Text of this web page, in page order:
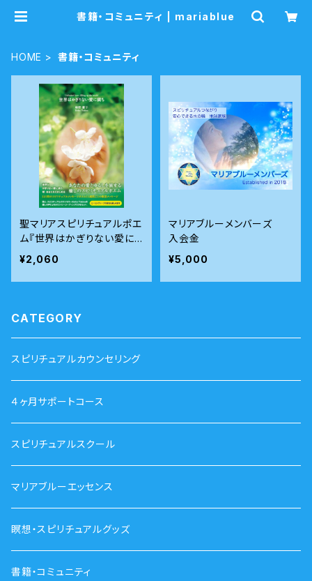
書籍・コミュニティ | mariablue
HOME 書籍・コミュニティ
聖マリアスピリチュアルポエ
ム『世界はかぎりない愛に
満ち』時野慶子著・朗読CD
付き 送料込み
¥2,060
マリアブルーメンバーズ
入会金
¥5,000
CATEGORY
スピリチュアルカウンセリング
４ヶ月サポートコース
スピリチュアルスクール
マリアブルーエッセンス
瞑想・スピリチュアルグッズ
書籍・コミュニティ